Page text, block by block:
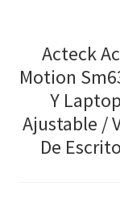
Acteck
Motion
Y
Ajustable /
De